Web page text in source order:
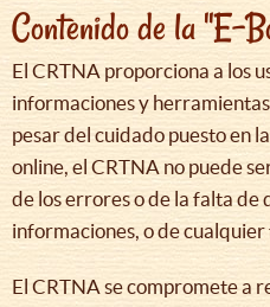
Contenido de la "E-
El CRTNA proporciona a los
informaciones y
pesar del cuidado puesto en
online, el CRTNA no puede
de los errores o de la falta
informaciones, o de
El CRTNA se compromete a